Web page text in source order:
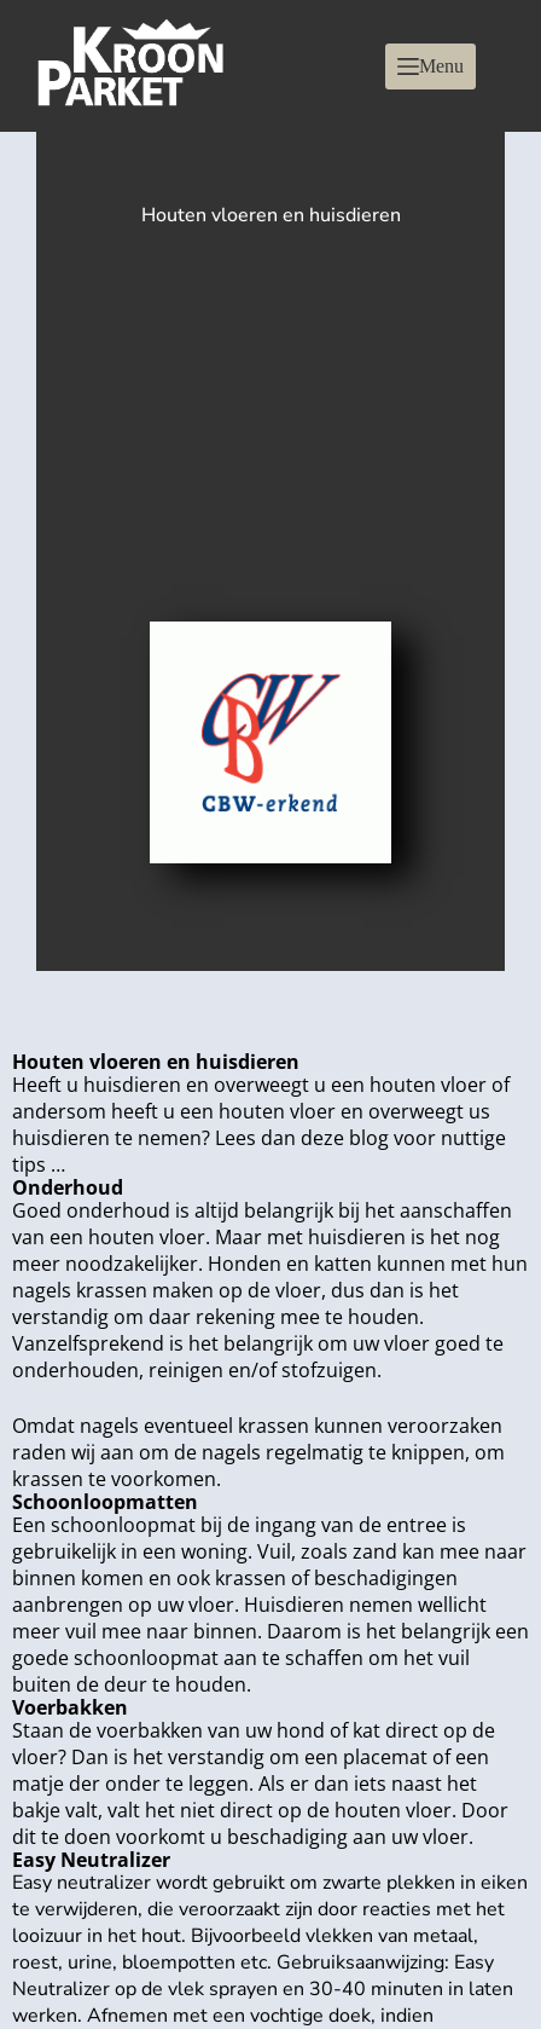
Menu
Houten vloeren en huisdieren
Houten vloeren en huisdieren
Heeft u huisdieren en overweegt u een houten vloer of
andersom heeft u een houten vloer en overweegt us
huisdieren te nemen? Lees dan deze blog voor nuttige
tips …
Onderhoud
Goed onderhoud is altijd belangrijk bij het aanschaffen
van een houten vloer. Maar met huisdieren is het nog
meer noodzakelijker. Honden en katten kunnen met hun
nagels krassen maken op de vloer, dus dan is het
verstandig om daar rekening mee te houden.
Vanzelfsprekend is het belangrijk om uw vloer goed te
onderhouden, reinigen en/of stofzuigen.
Omdat nagels eventueel krassen kunnen veroorzaken
raden wij aan om de nagels regelmatig te knippen, om
krassen te voorkomen.
Schoonloopmatten
Een schoonloopmat bij de ingang van de entree is
gebruikelijk in een woning. Vuil, zoals zand kan mee naar
binnen komen en ook krassen of beschadigingen
aanbrengen op uw vloer. Huisdieren nemen wellicht
meer vuil mee naar binnen. Daarom is het belangrijk een
goede schoonloopmat aan te schaffen om het vuil
buiten de deur te houden.
Voerbakken
Staan de voerbakken van uw hond of kat direct op de
vloer? Dan is het verstandig om een placemat of een
matje der onder te leggen. Als er dan iets naast het
bakje valt, valt het niet direct op de houten vloer. Door
dit te doen voorkomt u beschadiging aan uw vloer.
Easy Neutralizer
Easy neutralizer wordt gebruikt om zwarte plekken in eiken
te verwijderen, die veroorzaakt zijn door reacties met het
looizuur in het hout. Bijvoorbeeld vlekken van metaal,
roest, urine, bloempotten etc. Gebruiksaanwijzing: Easy
Neutralizer op de vlek sprayen en 30-40 minuten in laten
werken. Afnemen met een vochtige doek, indien